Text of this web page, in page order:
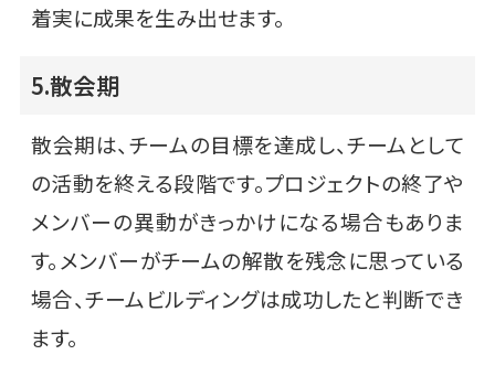
着実に成果を生み出せます。
5.散会期
散会期は、チームの目標を達成し、チームとして
の活動を終える段階です。プロジェクトの終了や
メンバーの異動がきっかけになる場合もありま
す。メンバーがチームの解散を残念に思っている
場合、チームビルディングは成功したと判断でき
ます。